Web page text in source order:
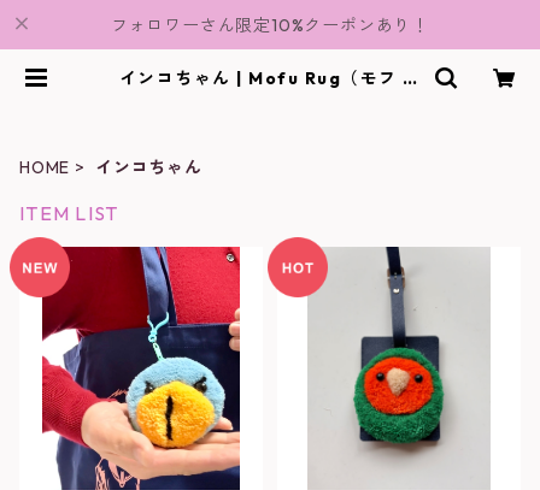
フォロワーさん限定10%クーポンあり！
インコちゃん | Mofu Rug（モフ ラ
HOME インコちゃん
ITEM LIST